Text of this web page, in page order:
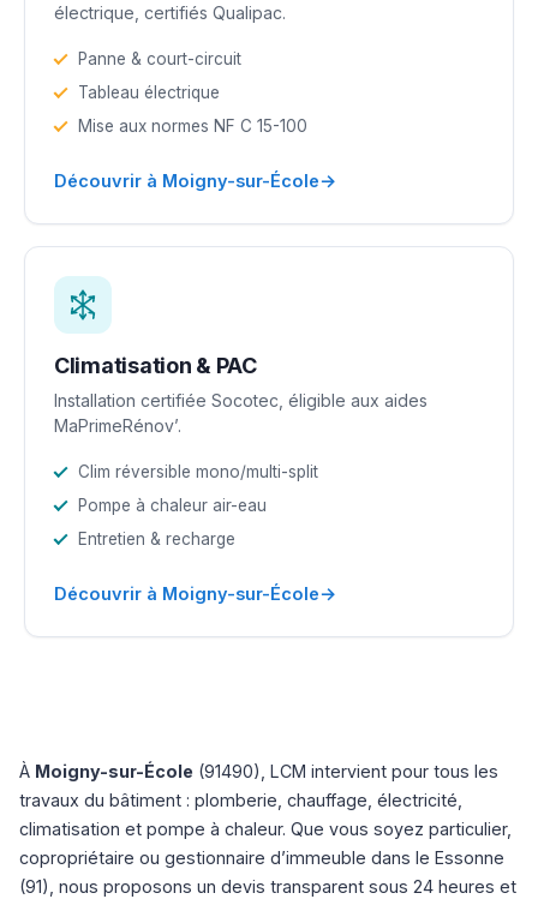
électrique, certifiés Qualipac.
Panne & court-circuit
Tableau électrique
Mise aux normes NF C 15-100
Découvrir à Moigny-sur-École→
Climatisation & PAC
Installation certifiée Socotec, éligible aux aides
MaPrimeRénov’.
Clim réversible mono/multi-split
Pompe à chaleur air-eau
Entretien & recharge
Découvrir à Moigny-sur-École→
À Moigny-sur-École (91490), LCM intervient pour tous les
travaux du bâtiment : plomberie, chauffage, électricité,
climatisation et pompe à chaleur. Que vous soyez particulier,
copropriétaire ou gestionnaire d’immeuble dans le Essonne
(91), nous proposons un devis transparent sous 24 heures et